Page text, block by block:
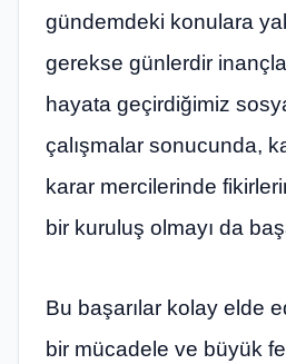
gündemdeki konulara
gerekse günlerdir inançla
hayata geçirdiğimiz
çalışmalar sonucunda,
karar mercilerinde
bir kuruluş olmayı da
Bu başarılar kolay elde
bir mücadele ve büyük